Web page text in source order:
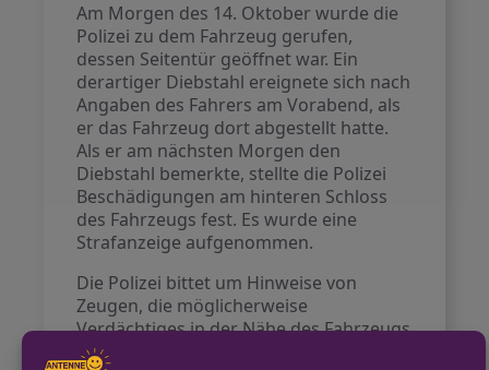
Am Morgen des 14. Oktober wurde die
Polizei zu dem Fahrzeug gerufen,
dessen Seitentür geöffnet war. Ein
derartiger Diebstahl ereignete sich nach
Angaben des Fahrers am Vorabend, als
er das Fahrzeug dort abgestellt hatte.
Als er am nächsten Morgen den
Diebstahl bemerkte, stellte die Polizei
Beschädigungen am hinteren Schloss
des Fahrzeugs fest. Es wurde eine
Strafanzeige aufgenommen.
Die Polizei bittet um Hinweise von
Zeugen, die möglicherweise
Verdächtiges in der Nähe des Fahrzeugs
beobachtet haben.